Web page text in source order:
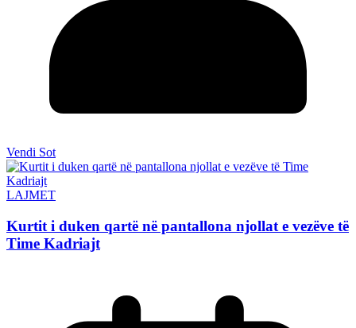
Vendi Sot
LAJMET
Kurtit i duken qartë në pantallona njollat e vezëve të
Time Kadriajt